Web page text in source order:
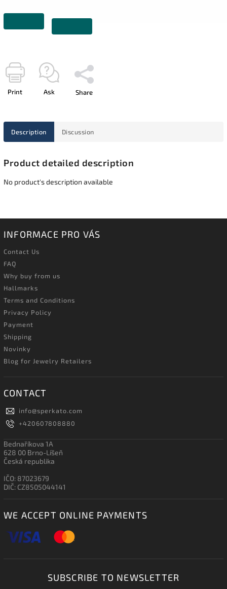
Print Ask Share
Description Discussion
Product detailed description
No product's description available
INFORMACE PRO VÁS
Contact Us
FAQ
Why buy from us
Hallmarks
Terms and Conditions
Privacy Policy
Payment
Shipping
Novinky
Blog for Jewelry Retailers
CONTACT
info@sperkato.com
+420607808880
Bednaříkova 1A
628 00 Brno-Líšeň
Česká republika
IČO: 87023679
DIČ: CZ8505044141
WE ACCEPT ONLINE PAYMENTS
SUBSCRIBE TO NEWSLETTER